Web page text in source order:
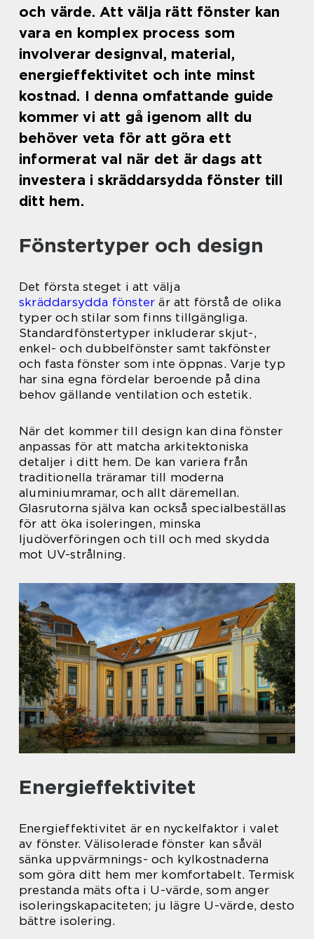
och värde. Att välja rätt fönster kan
vara en komplex process som
involverar designval, material,
energieffektivitet och inte minst
kostnad. I denna omfattande guide
kommer vi att gå igenom allt du
behöver veta för att göra ett
informerat val när det är dags att
investera i skräddarsydda fönster till
ditt hem.
Fönstertyper och design
Det första steget i att välja
skräddarsydda fönster är att förstå de olika
typer och stilar som finns tillgängliga.
Standardfönstertyper inkluderar skjut-,
enkel- och dubbelfönster samt takfönster
och fasta fönster som inte öppnas. Varje typ
har sina egna fördelar beroende på dina
behov gällande ventilation och estetik.
När det kommer till design kan dina fönster
anpassas för att matcha arkitektoniska
detaljer i ditt hem. De kan variera från
traditionella träramar till moderna
aluminiumramar, och allt däremellan.
Glasrutorna själva kan också specialbeställas
för att öka isoleringen, minska
ljudöverföringen och till och med skydda
mot UV-strålning.
Energieffektivitet
Energieffektivitet är en nyckelfaktor i valet
av fönster. Välisolerade fönster kan såväl
sänka uppvärmnings- och kylkostnaderna
som göra ditt hem mer komfortabelt. Termisk
prestanda mäts ofta i U-värde, som anger
isoleringskapaciteten; ju lägre U-värde, desto
bättre isolering.